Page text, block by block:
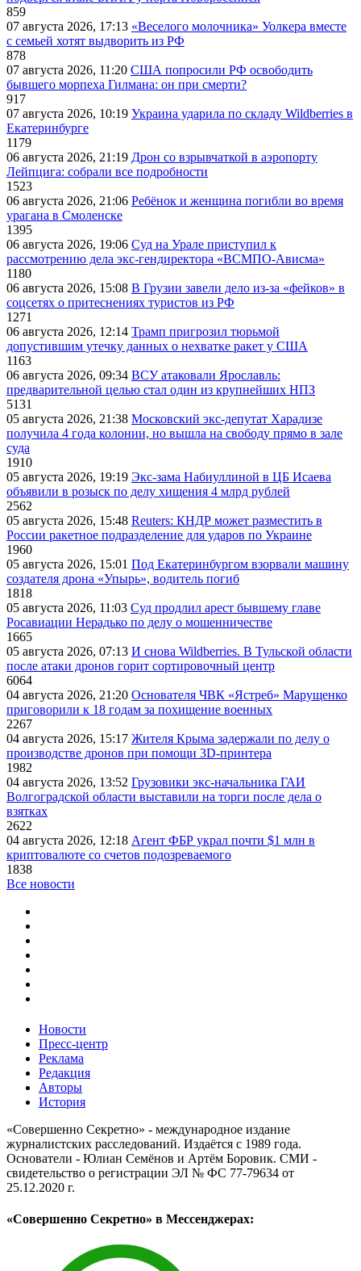
859
07 августа 2026, 17:13 «Веселого молочника» Уолкера вместе
с семьей хотят выдворить из РФ
878
07 августа 2026, 11:20 США попросили РФ освободить
бывшего морпеха Гилмана: он при смерти?
917
07 августа 2026, 10:19 Украина ударила по складу Wildberries в
Екатеринбурге
1179
06 августа 2026, 21:19 Дрон со взрывчаткой в аэропорту
Лейпцига: собрали все подробности
1523
06 августа 2026, 21:06 Ребёнок и женщина погибли во время
урагана в Смоленске
1395
06 августа 2026, 19:06 Суд на Урале приступил к
рассмотрению дела экс-гендиректора «ВСМПО-Ависма»
1180
06 августа 2026, 15:08 В Грузии завели дело из-за «фейков» в
соцсетях о притеснениях туристов из РФ
1271
06 августа 2026, 12:14 Трамп пригрозил тюрьмой
допустившим утечку данных о нехватке ракет у США
1163
06 августа 2026, 09:34 ВСУ атаковали Ярославль:
предварительной целью стал один из крупнейших НПЗ
5131
05 августа 2026, 21:38 Московский экс-депутат Харадизе
получила 4 года колонии, но вышла на свободу прямо в зале
суда
1910
05 августа 2026, 19:19 Экс-зама Набиуллиной в ЦБ Исаева
объявили в розыск по делу хищения 4 млрд рублей
2562
05 августа 2026, 15:48 Reuters: КНДР может разместить в
России ракетное подразделение для ударов по Украине
1960
05 августа 2026, 15:01 Под Екатеринбургом взорвали машину
создателя дрона «Упырь», водитель погиб
1818
05 августа 2026, 11:03 Суд продлил арест бывшему главе
Росавиации Нерадько по делу о мошенничестве
1665
05 августа 2026, 07:13 И снова Wildberries. В Тульской области
после атаки дронов горит сортировочный центр
6064
04 августа 2026, 21:20 Основателя ЧВК «Ястреб» Марущенко
приговорили к 18 годам за похищение военных
2267
04 августа 2026, 15:17 Жителя Крыма задержали по делу о
производстве дронов при помощи 3D‑принтера
1982
04 августа 2026, 13:52 Грузовики экс-начальника ГАИ
Волгоградской области выставили на торги после дела о
взятках
2622
04 августа 2026, 12:18 Агент ФБР украл почти $1 млн в
криптовалюте со счетов подозреваемого
1838
Все новости
Новости
Пресс-центр
Реклама
Редакция
Авторы
История
«Совершенно Секретно» - международное издание
журналистских расследований. Издаётся с 1989 года.
Основатели - Юлиан Семёнов и Артём Боровик. CМИ -
свидетельство о регистрации ЭЛ № ФС 77-79634 от
25.12.2020 г.
«Совершенно Секретно» в Мессенджерах: